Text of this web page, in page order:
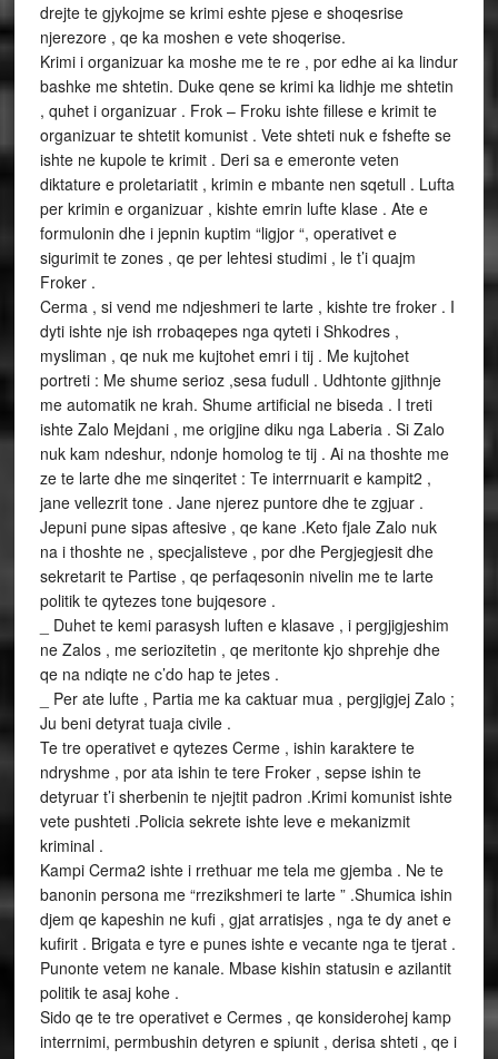
drejte te gjykojme se krimi eshte pjese e shoqesrise
njerezore , qe ka moshen e vete shoqerise.
Krimi i organizuar ka moshe me te re , por edhe ai ka lindur
bashke me shtetin. Duke qene se krimi ka lidhje me shtetin
, quhet i organizuar . Frok – Froku ishte fillese e krimit te
organizuar te shtetit komunist . Vete shteti nuk e fshefte se
ishte ne kupole te krimit . Deri sa e emeronte veten
diktature e proletariatit , krimin e mbante nen sqetull . Lufta
per krimin e organizuar , kishte emrin lufte klase . Ate e
formulonin dhe i jepnin kuptim “ligjor “, operativet e
sigurimit te zones , qe per lehtesi studimi , le t’i quajm
Froker .
Cerma , si vend me ndjeshmeri te larte , kishte tre froker . I
dyti ishte nje ish rrobaqepes nga qyteti i Shkodres ,
mysliman , qe nuk me kujtohet emri i tij . Me kujtohet
portreti : Me shume serioz ,sesa fudull . Udhtonte gjithnje
me automatik ne krah. Shume artificial ne biseda . I treti
ishte Zalo Mejdani , me origjine diku nga Laberia . Si Zalo
nuk kam ndeshur, ndonje homolog te tij . Ai na thoshte me
ze te larte dhe me sinqeritet : Te interrnuarit e kampit2 ,
jane vellezrit tone . Jane njerez puntore dhe te zgjuar .
Jepuni pune sipas aftesive , qe kane .Keto fjale Zalo nuk
na i thoshte ne , specjalisteve , por dhe Pergjegjesit dhe
sekretarit te Partise , qe perfaqesonin nivelin me te larte
politik te qytezes tone bujqesore .
_ Duhet te kemi parasysh luften e klasave , i pergjigjeshim
ne Zalos , me seriozitetin , qe meritonte kjo shprehje dhe
qe na ndiqte ne c’do hap te jetes .
_ Per ate lufte , Partia me ka caktuar mua , pergjigjej Zalo ;
Ju beni detyrat tuaja civile .
Te tre operativet e qytezes Cerme , ishin karaktere te
ndryshme , por ata ishin te tere Froker , sepse ishin te
detyruar t’i sherbenin te njejtit padron .Krimi komunist ishte
vete pushteti .Policia sekrete ishte leve e mekanizmit
kriminal .
Kampi Cerma2 ishte i rrethuar me tela me gjemba . Ne te
banonin persona me “rrezikshmeri te larte ” .Shumica ishin
djem qe kapeshin ne kufi , gjat arratisjes , nga te dy anet e
kufirit . Brigata e tyre e punes ishte e vecante nga te tjerat .
Punonte vetem ne kanale. Mbase kishin statusin e azilantit
politik te asaj kohe .
Sido qe te tre operativet e Cermes , qe konsiderohej kamp
interrnimi, permbushin detyren e spiunit , derisa shteti , qe i